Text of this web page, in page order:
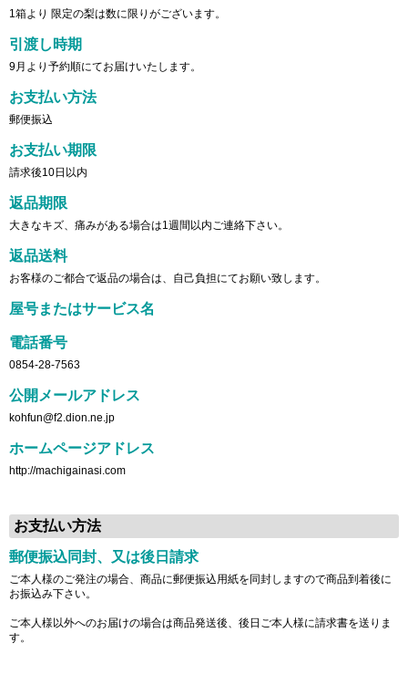
1箱より 限定の梨は数に限りがございます。
引渡し時期
9月より予約順にてお届けいたします。
お支払い方法
郵便振込
お支払い期限
請求後10日以内
返品期限
大きなキズ、痛みがある場合は1週間以内ご連絡下さい。
返品送料
お客様のご都合で返品の場合は、自己負担にてお願い致します。
屋号またはサービス名
電話番号
0854-28-7563
公開メールアドレス
kohfun@f2.dion.ne.jp
ホームページアドレス
http://machigainasi.com
お支払い方法
郵便振込同封、又は後日請求
ご本人様のご発注の場合、商品に郵便振込用紙を同封しますので商品到着後に
お振込み下さい。
ご本人様以外へのお届けの場合は商品発送後、後日ご本人様に請求書を送りま
す。